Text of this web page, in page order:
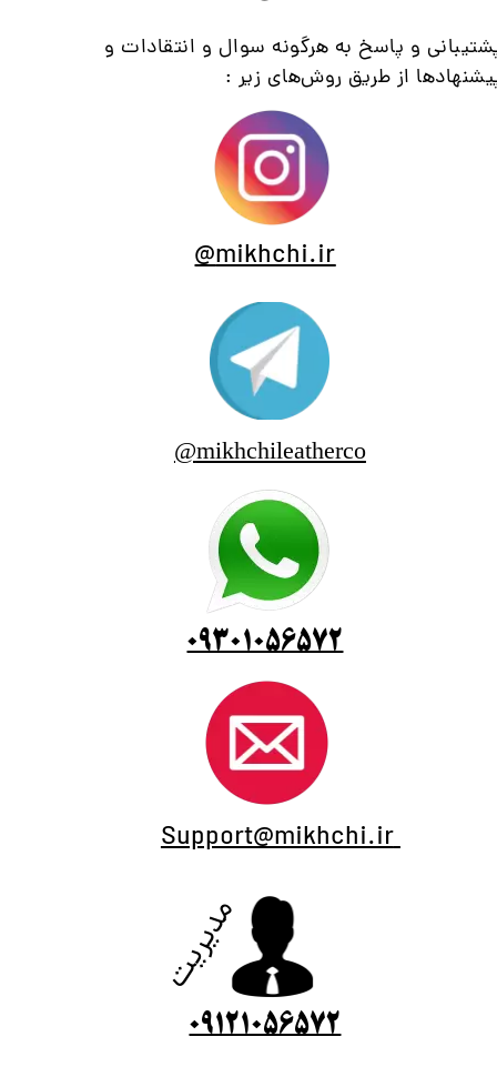
mikhchi.ir
@
mikhchileatherco@
و پاسخ به هرگونه سوال و انتقادات و
از طریق روش‌های زیر :
09301056572
Support@mikhchi.ir
09121056572
مدیریت